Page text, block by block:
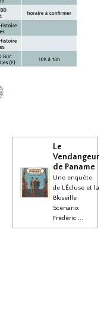
Le
Vendangeur
de Paname
Une enquête
de L’Écluse et la
Bloseille
Scénario:
Frédéric ...